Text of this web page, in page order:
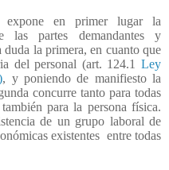
en primer lugar la
las partes demandantes y
duda la primera, en cuanto que
del personal (art. 124.1 Ley
, y poniendo de manifiesto la
concurre tanto para todas
para la persona física.
de un grupo laboral de
existentes entre todas